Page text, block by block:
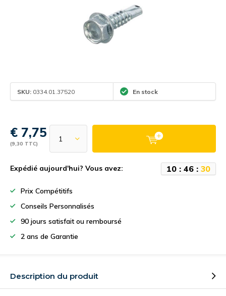
SKU: 0334.01.37520 En stock
€ 7,75
(9,30 TTC)
Expédié aujourd'hui? Vous avez: 10 : 46 : 30
Prix Compétitifs
Conseils Personnalisés
90 jours satisfait ou remboursé
2 ans de Garantie
Description du produit